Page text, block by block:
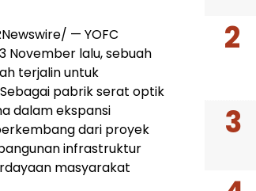
— YOFC
November lalu, sebuah
terjalin untuk
pabrik serat optik
dalam ekspansi
dari proyek
infrastruktur
masyarakat